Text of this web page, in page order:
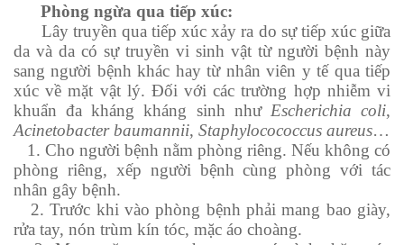
Phòng ngừa qua tiếp xúc:
Lây truyền qua tiếp xúc xảy ra do sự tiếp xúc giữa
da và da có sự truyền vi sinh vật từ người bệnh này
sang người bệnh khác hay từ nhân viên y tế qua tiếp
xúc về mặt vật lý. Đối với các trường hợp nhiễm vi
khuẩn đa kháng kháng sinh như Escherichia coli,
Acinetobacter baumannii, Staphylocococcus aureus…
1. Cho người bệnh nằm phòng riêng. Nếu không có
phòng riêng, xếp người bệnh cùng phòng với tác
nhân gây bệnh.
2. Trước khi vào phòng bệnh phải mang bao giày,
rửa tay, nón trùm kín tóc, mặc áo choàng.